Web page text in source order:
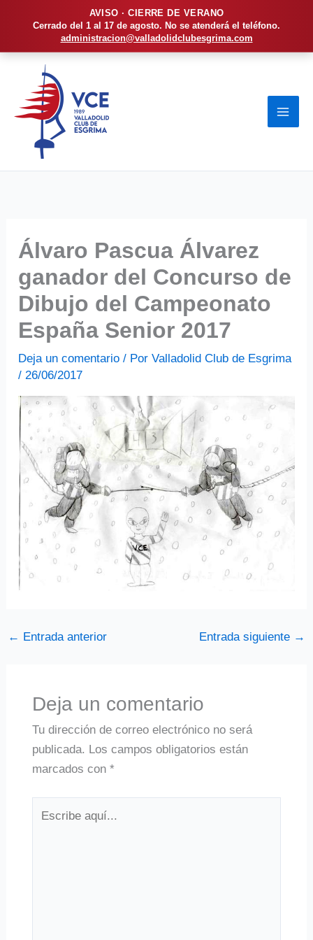
AVISO · CIERRE DE VERANO
Cerrado del 1 al 17 de agosto. No se atenderá el teléfono.
administracion@valladolidclubesgrima.com
contenido
Álvaro Pascua Álvarez
ganador del Concurso de
Dibujo del Campeonato
España Senior 2017
Deja un comentario / PorValladolid Club de Esgrima
/ 26/06/2017
← Entrada anterior Entrada siguiente →
Deja un comentario
Tu dirección de correo electrónico no será
publicada. Los campos obligatorios están
marcados con *